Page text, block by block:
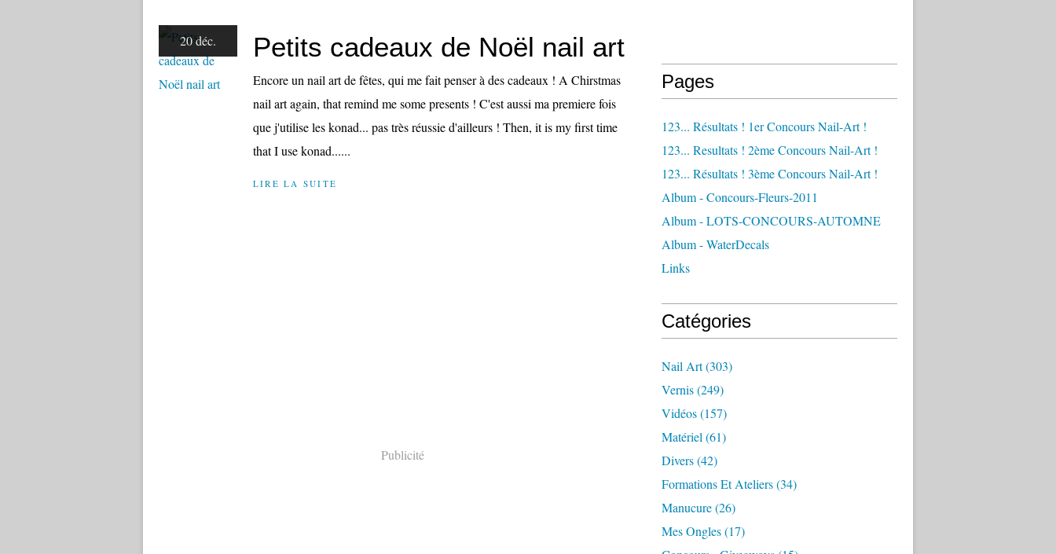
20 déc. Petits cadeaux de Noël nail art
Encore un nail art de fêtes, qui me fait penser à des cadeaux ! A Chirstmas
nail art again, that remind me some presents ! C'est aussi ma premiere fois
que j'utilise les konad... pas très réussie d'ailleurs ! Then, it is my first time
that I use konad......
LIRE LA SUITE
Publicité
Pages
123... Résultats ! 1er Concours Nail-Art !
123... Resultats ! 2ème Concours Nail-Art !
123... Résultats ! 3ème Concours Nail-Art !
Album - Concours-Fleurs-2011
Album - LOTS-CONCOURS-AUTOMNE
Album - WaterDecals
Links
Catégories
Nail Art(303)
Vernis(249)
Vidéos(157)
Matériel (61)
Divers(42)
Formations Et Ateliers(34)
Manucure(26)
Mes Ongles(17)